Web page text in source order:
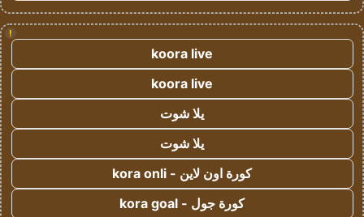
!
koora live
koora live
يلا شوت
يلا شوت
كورة اون لاين - kora onli
كورة جول - kora goal